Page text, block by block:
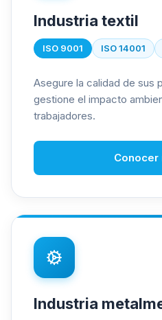
Industria textil
ISO 9001 ISO 14001
Asegure la calidad de sus
gestione el impacto
trabajadores.
Conocer
Industria